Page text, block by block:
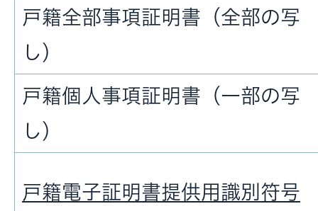
戸籍全部事項証明書（全部の写
し）
戸籍個人事項証明書（一部の写
し）
戸籍電子証明書提供用識別符号